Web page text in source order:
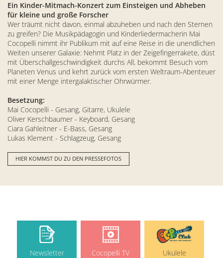
Ein Kinder-Mitmach-Konzert zum Einsteigen und Abheben
für kleine und große Forscher
Wer träumt nicht davon, einmal abzuheben und nach den Sternen
zu greifen? Die Musikpädagogin und Kinderliedermacherin Mai
Cocopelli nimmt ihr Publikum mit auf eine Reise in die unendlichen
Weiten unserer Galaxie: Nehmt Platz in der Zeigefingerrakete, düst
mit Überschallgeschwindigkeit durchs All, bekommt Besuch vom
Planeten Venus und kehrt zurück vom ersten Weltraum-Abenteuer
mit einer Menge intergalaktischer Ohrwürmer.
Besetzung:
Mai Cocopelli - Gesang, Gitarre, Ukulele
Oliver Kerschbaumer - Keyboard, Gesang
Ciara Gahleitner - E-Bass, Gesang
Lukas Klement - Schlagzeug, Gesang
HIER KOMMST DU ZU DEN PRESSEFOTOS
Newsletter Cocopelli TV Ukulele